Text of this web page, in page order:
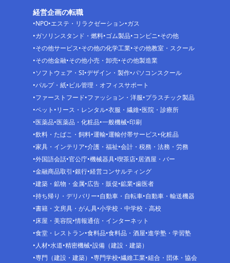
経営企画の転職
NPO エステ・リラクゼーション ガス
ガソリンスタンド・燃料 ゴム製品 コンビニ その他
その他サービス その他の化学工業 その他教室・スクール
その他金融 その他小売・卸売 その他製造業
ソフトウェア・SI デザイン・製作 パソコンスクール
パルプ・紙 ビル管理・オフィスサポート
ファーストフード ファッション・洋服 プラスチック製品
ペット リース・レンタル 衣服・繊維 医院・診療所
医薬品 医薬品・化粧品 一般機械 印刷
飲料・たばこ・飼料 運輸 運輸付帯サービス 化粧品
家具・インテリア 介護・福祉 会計・税務・法務・労務
外国語会話 官公庁 機械器具 喫茶店 居酒屋・バー
金融商品取引 銀行 経営コンサルティング
建築・鉱物・金属 広告・販促 鉱業 歯医者
持ち帰り・デリバリー 自動車・自転車 自動車・輸送機器
書籍・文房具・がん具 小学校・中学校・高校
床屋・美容院 情報通信・インターネット
食堂・レストラン 食料品 食料品・酒屋 進学塾・学習塾
人材 水道 精密機械 設備（建設・建築）
専門（建設・建築）
専門学校 繊維工業 組合・団体・協会